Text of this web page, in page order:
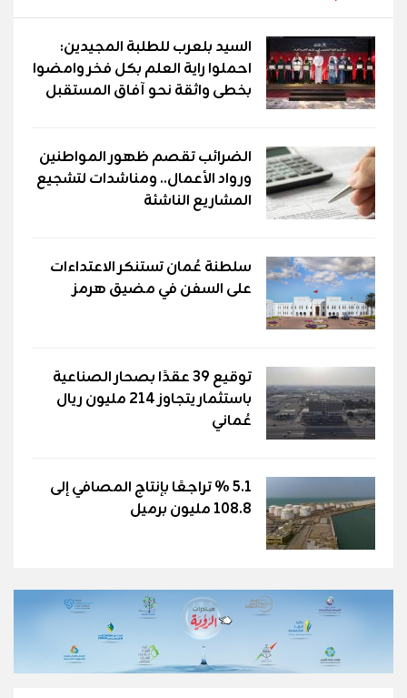
السيد بلعرب للطلبة المجيدين:
احملوا راية العلم بكل فخر وامضوا
بخطى واثقة نحو آفاق المستقبل
الضرائب تقصم ظهور المواطنين
ورواد الأعمال.. ومناشدات لتشجيع
المشاريع الناشئة
سلطنة عُمان تستنكر الاعتداءات
على السفن في مضيق هرمز
توقيع 39 عقدًا بصحار الصناعية
باستثمار يتجاوز 214 مليون ريال
عُماني
5.1 % تراجعًا بإنتاج المصافي إلى
108.8 مليون برميل